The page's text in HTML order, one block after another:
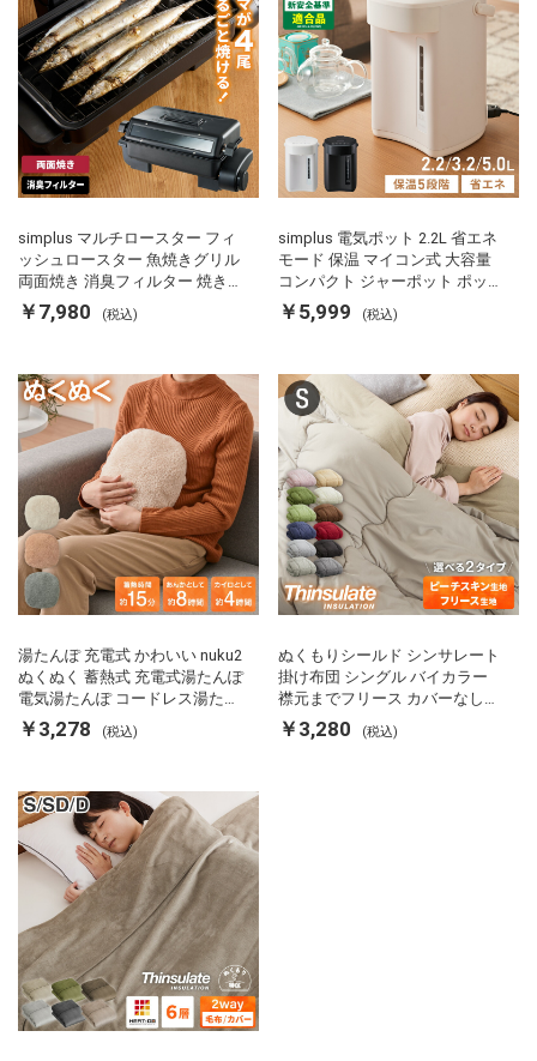
simplus マルチロースター フィ
ッシュロースター 魚焼きグリル
両面焼き 消臭フィルター 焼き魚
両面ヒーター タイマー付き SP-
FRS01 マットブラック シンプラ
￥7,980 (税込)
simplus 電気ポット 2.2L 省エネ
モード 保温 マイコン式 大容量
コンパクト ジャーポット ポット
カルキ抜き 空焚き防止 温度調節
軽量 SP-PD22 シンプラス
￥5,999 (税込)
湯たんぽ 充電式 かわいい nuku2
ぬくぬく 蓄熱式 充電式湯たんぽ
電気湯たんぽ コードレス湯たん
ぽ エコ 節電 節約 省エネ 充電式
エコ電気あんか EWT-2143 スリ
￥3,278 (税込)
ぬくもりシールド シンサレート
掛け布団 シングル バイカラー
襟元までフリース カバーなしで
使える 軽い 丸洗い 断熱 保温 抗
菌防臭 洗える 防ダニ 軽量 ホコ
￥3,280 (税込)